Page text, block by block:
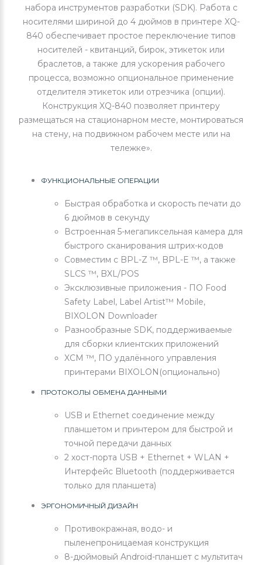
набора инструментов разработки (SDK). Работа с
носителями шириной до 4 дюймов в принтере XQ-
840 обеспечивает простое переключение типов
носителей - квитанций, бирок, этикеток или
браслетов, а также для ускорения рабочего
процесса, возможно опциональное применение
отделителя этикеток или отрезчика (опции).
Конструкция XQ-840 позволяет принтеру
размещаться на стационарном месте, монтироваться
на стену, на подвижном рабочем месте или на
тележке».
ФУНКЦИОНАЛЬНЫЕ ОПЕРАЦИИ
Быстрая обработка и скорость печати до
6 дюймов в секунду
Встроенная 5-мегапиксельная камера для
быстрого сканирования штрих-кодов
Совместим с BPL-Z ™, BPL-E ™, а также
SLCS ™, BXL/POS
Эксклюзивные приложения - ПО Food
Safety Label, Label Artist™ Mobile,
BIXOLON Downloader
Разнообразные SDK, поддерживаемые
для сборки клиентских приложений
XCM ™, ПО удалённого управления
принтерами BIXOLON(опционально)
ПРОТОКОЛЫ ОБМЕНА ДАННЫМИ
USB и Ethernet соединение между
планшетом и принтером для быстрой и
точной передачи данных
2 хост-порта USB + Ethernet + WLAN +
Интерфейс Bluetooth (поддерживается
только для планшета)
ЭРГОНОМИЧНЫЙ ДИЗАЙН
Противокражная, водо- и
пыленепроницаемая конструкция
8-дюймовый Android-планшет с мультитач